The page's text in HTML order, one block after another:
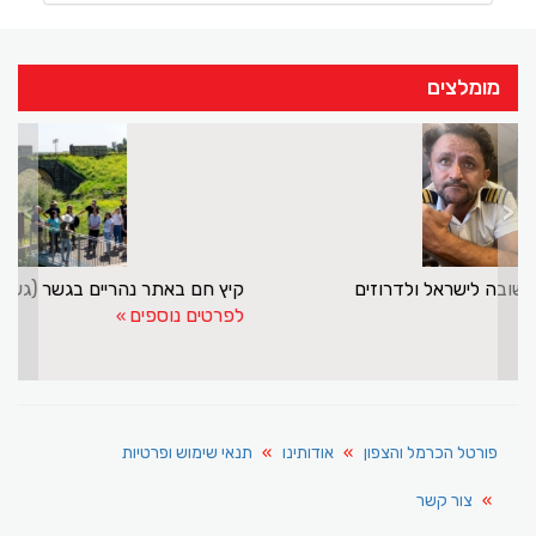
מומלצים
מנסור אשקר עושה שליחות חשובה לישראל ולדרוזים
> <
פורטל הכרמל והצפון אודותינו תנאי שימוש ופרטיות
צור קשר